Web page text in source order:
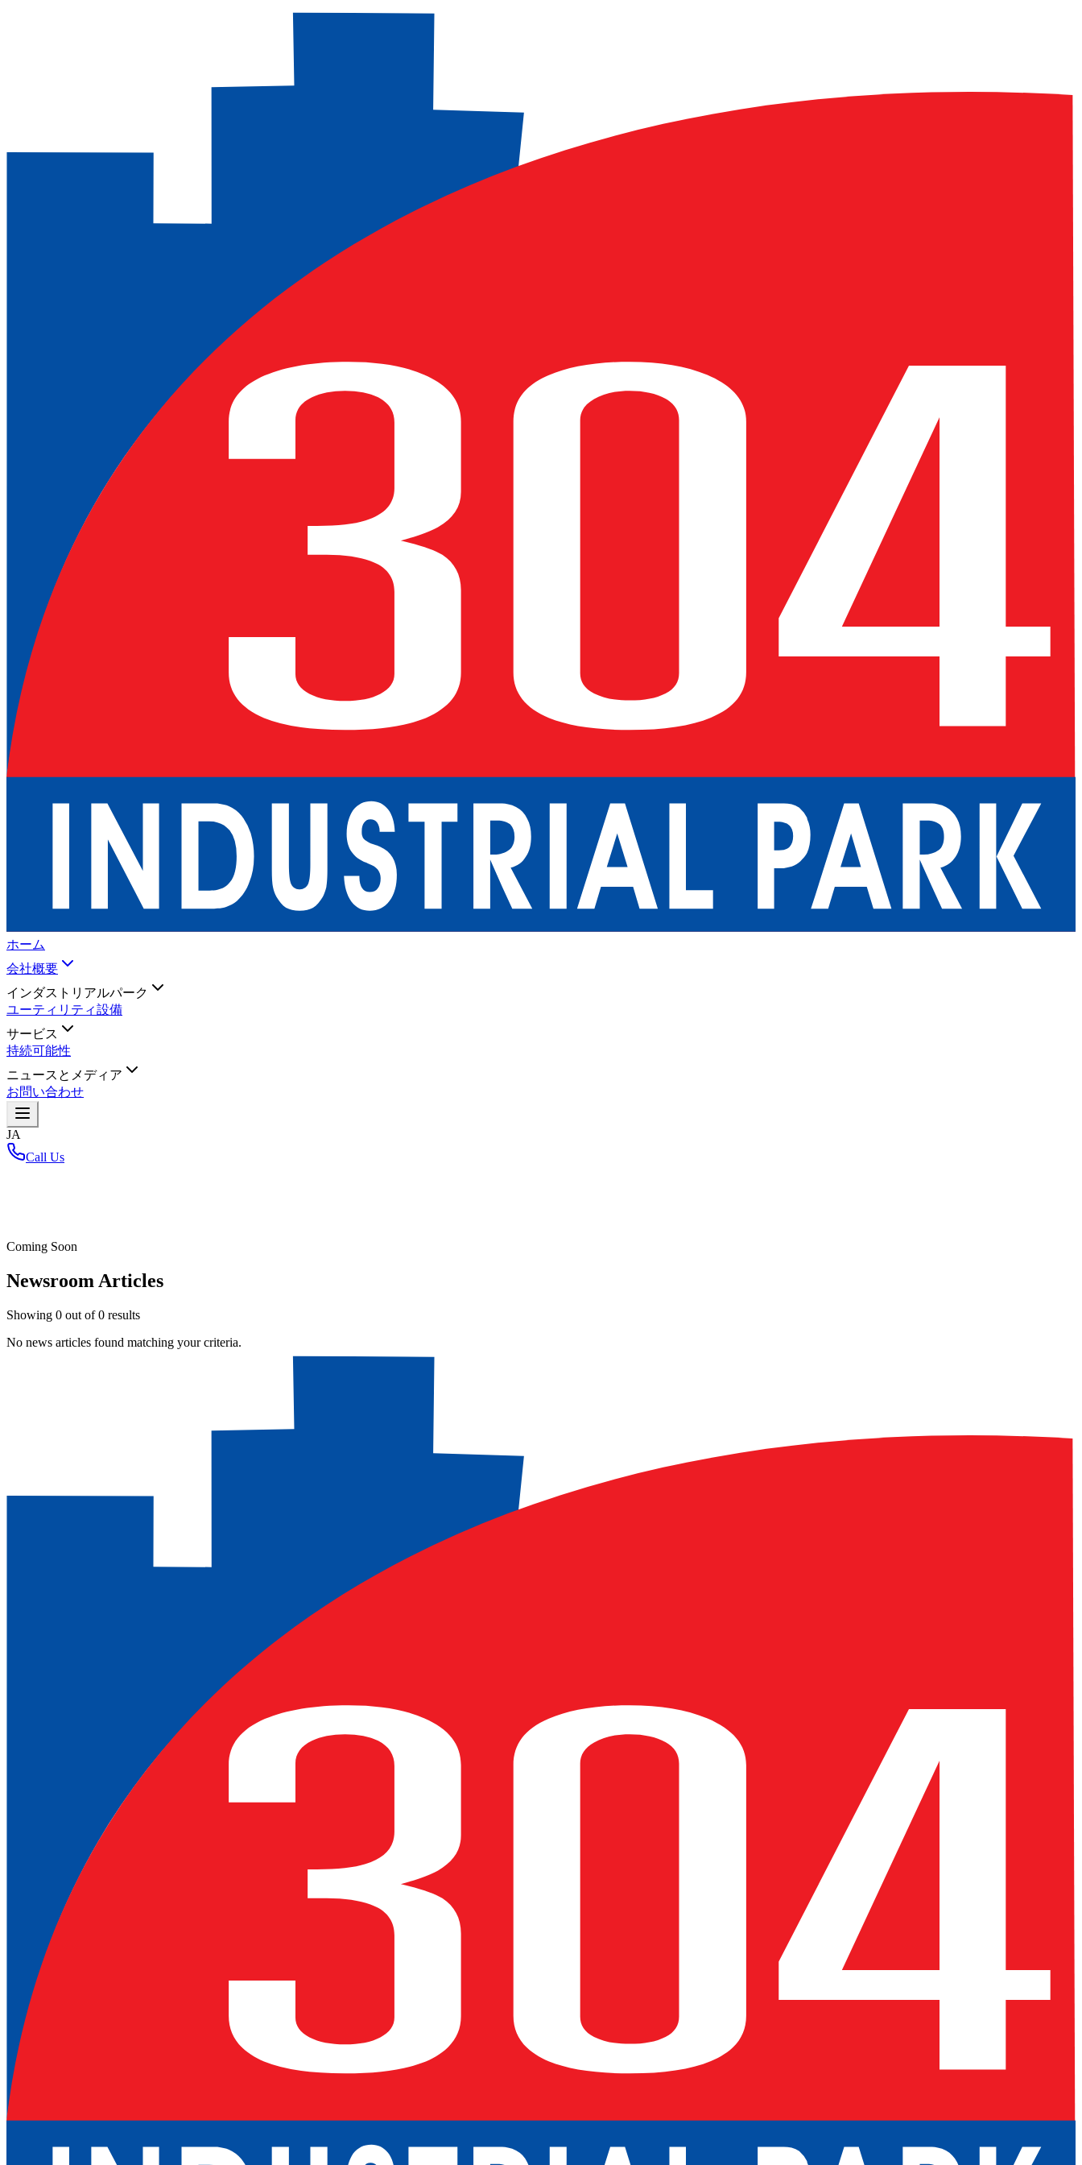
ホーム
会社概要
インダストリアルパーク
ユーティリティ設備
サービス
持続可能性
ニュースとメディア
お問い合わせ
JA
Call Us
Coming Soon
Newsroom Articles
Showing 0 out of0 results
No news articles found matching your criteria.